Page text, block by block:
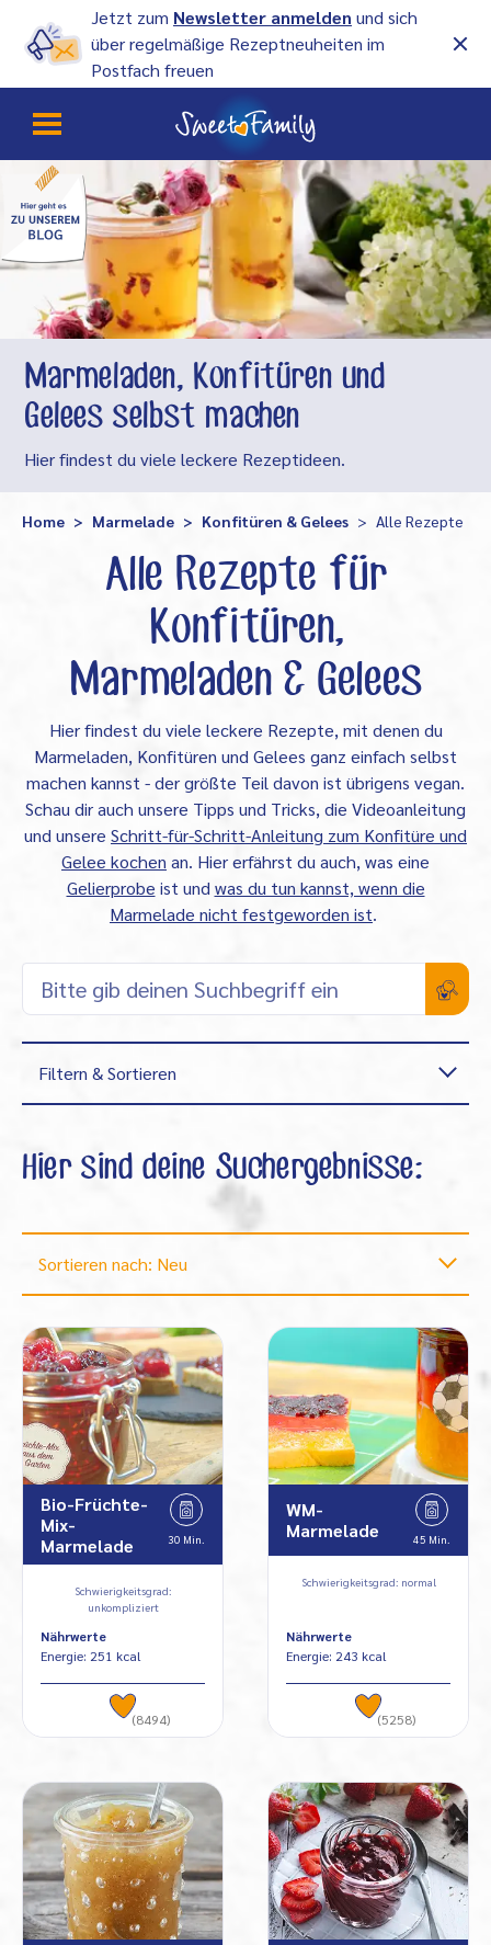
Jetzt zum Newsletter anmelden und sich
über regelmäßige Rezeptneuheiten im
Postfach freuen
Marmeladen, Konfitüren und
Gelees selbst machen
Hier findest du viele leckere Rezeptideen.
Home Marmelade Konfitüren & Gelees Alle Rezepte
Alle Rezepte für
Konfitüren,
Marmeladen & Gelees
Hier findest du viele leckere Rezepte, mit denen du
Marmeladen, Konfitüren und Gelees ganz einfach selbst
machen kannst - der größte Teil davon ist übrigens vegan.
Schau dir auch unsere Tipps und Tricks, die Videoanleitung
und unsere Schritt-für-Schritt-Anleitung zum Konfitüre und
Gelee kochen an. Hier erfährst du auch, was eine
Gelierprobe ist undwas du tun kannst, wenn die
Marmelade nicht festgeworden ist.
Filtern & Sortieren
Hier sind deine Suchergebnisse:
Sortieren nach: Neu
Bio-Früchte-
Mix-
Marmelade
30 Min.
Schwierigkeitsgrad:
unkompliziert
Nährwerte
Energie: 251 kcal
(8494)
WM-
Marmelade
45 Min.
Schwierigkeitsgrad: normal
Nährwerte
Energie: 243 kcal
(5258)